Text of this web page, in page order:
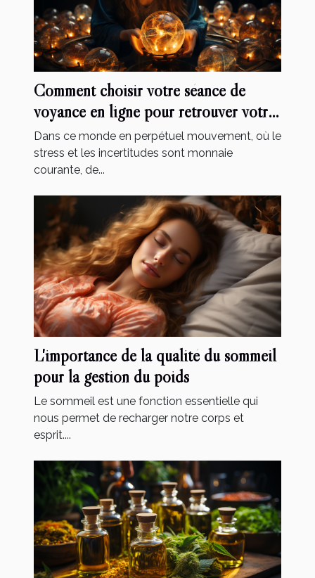
Comment choisir votre séance de
voyance en ligne pour retrouver votre
bien-être ?
Dans ce monde en perpétuel mouvement, où le
stress et les incertitudes sont monnaie
courante, de...
L'importance de la qualité du sommeil
pour la gestion du poids
Le sommeil est une fonction essentielle qui
nous permet de recharger notre corps et
esprit....